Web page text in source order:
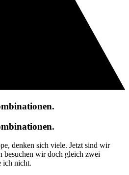
denken sich viele. Jetzt sind wir
besuchen wir doch gleich zwei
ich nicht.